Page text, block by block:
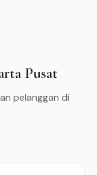
Pusat
pelanggan di